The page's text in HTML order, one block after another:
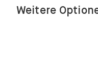
Weitere